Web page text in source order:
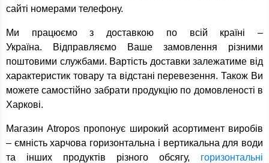
сайті номерами телефону.
Ми працюємо з доставкою по всій країні –
Україна. Відправляємо Ваше замовлення різними
поштовими службами. Вартість доставки залежатиме від
характеристик товару та відстані перевезення. Також Ви
можете самостійно забрати продукцію по домовленості в
Харкові.
Магазин Atropos пропонує широкий асортимент виробів
– ємність харчова горизонтальна і вертикальна для води
та інших продуктів різного обсягу, горизонтальні